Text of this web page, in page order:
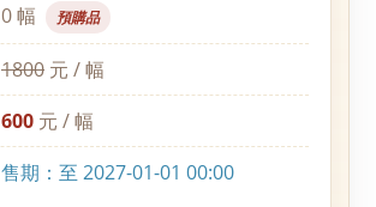
0 幅 預購品
1800 元 / 幅
600 元 / 幅
售期：至 2027-01-01 00:00